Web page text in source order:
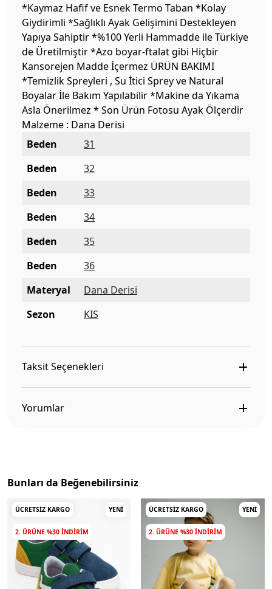
*Kaymaz Hafif ve Esnek Termo Taban *Kolay
Giydirimli *Sağlıklı Ayak Gelişimini Destekleyen
Yapıya Sahiptir *%100 Yerli Hammadde ile Türkiye
de Üretilmiştir *Azo boyar-ftalat gibi Hiçbir
Kansorejen Madde İçermez ÜRÜN BAKIMI
*Temizlik Spreyleri , Su İtici Sprey ve Natural
Boyalar İle Bakım Yapılabilir *Makine da Yıkama
Asla Önerilmez * Son Ürün Fotosu Ayak Ölçerdir
Malzeme : Dana Derisi
Beden
31
Beden
32
Beden
33
Beden
34
Beden
35
Beden
36
Materyal
Dana Derisi
Sezon
KIS
Taksit Seçenekleri
Yorumlar
Bunları da Beğenebilirsiniz
ÜCRETSIZ KARGO YENI
2. ÜRÜNE %30 INDIRIM
ÜCRETSIZ KARGO YENI
2. ÜRÜNE %30 INDIRIM